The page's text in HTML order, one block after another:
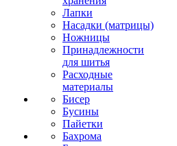
Лапки
Насадки (матрицы)
Ножницы
Принадлежности
для шитья
Расходные
материалы
Бисер
Бусины
Пайетки
Бахрома